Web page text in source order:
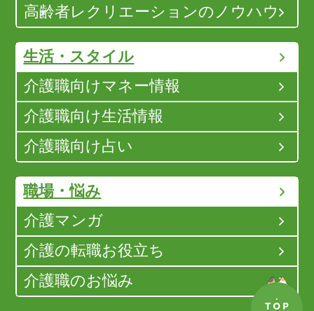
高齢者レクリエーションのノウハウ
生活・スタイル
介護職向けマネー情報
介護職向け生活情報
介護職向け占い
職場・悩み
介護マンガ
介護の転職お役立ち
介護職のお悩み